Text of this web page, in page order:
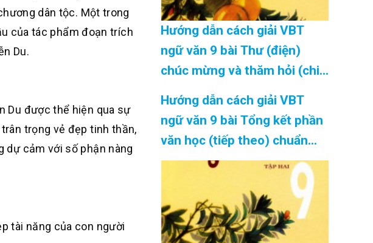
dân tộc. Một trong
của tác phẩm đoạn trích
Du.
Du được thể hiện qua sự
trọng vẻ đẹp tinh thần,
dự cảm với số phận nàng
tài năng của con người
Hướng dẫn cách giải VBT
ngữ văn 9 bài Thư (điện)
chúc mừng và thăm hỏi (chi
08/2026
Hướng dẫn cách giải VBT
ngữ văn 9 bài Tổng kết phần
văn học (tiếp theo) chuẩn
nhất Cập Nhật 08/2026